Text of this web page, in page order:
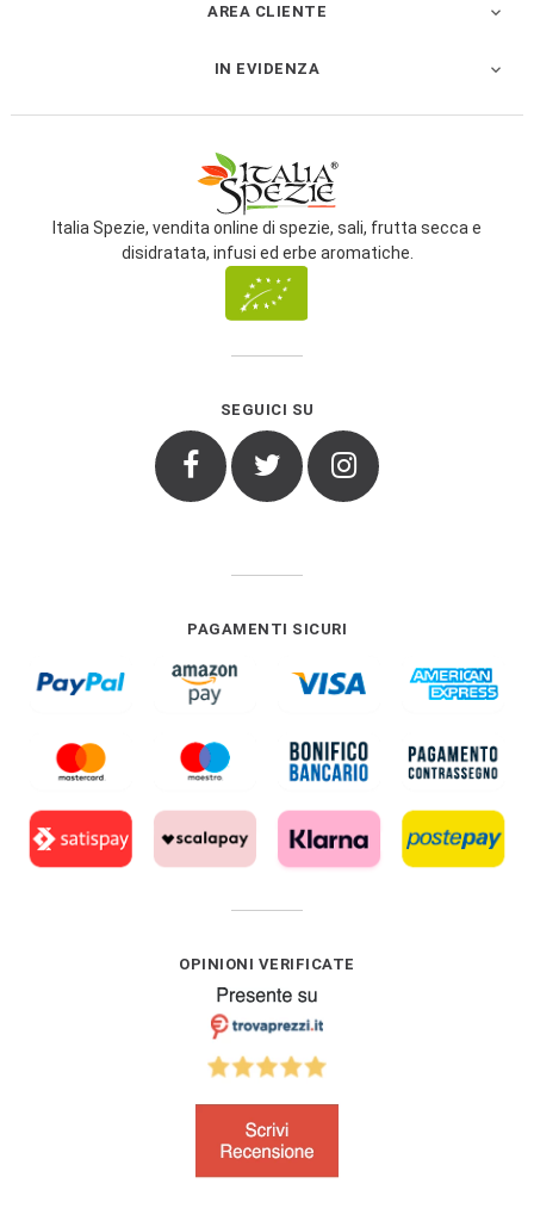
AREA CLIENTE 
IN EVIDENZA 
Italia Spezie, vendita online di spezie, sali, frutta secca e
disidratata, infusi ed erbe aromatiche.
SEGUICI SU
Facebook Twitter Instagram
PAGAMENTI SICURI
OPINIONI VERIFICATE